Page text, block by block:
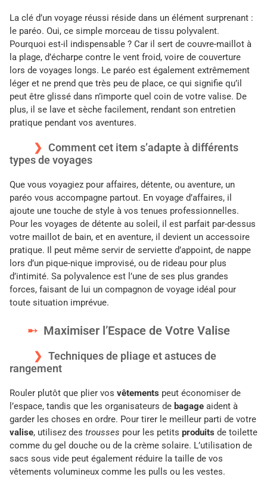
La clé d’un voyage réussi réside dans un élément surprenant :
le paréo. Oui, ce simple morceau de tissu polyvalent.
Pourquoi est-il indispensable ? Car il sert de couvre-maillot à
la plage, d’écharpe contre le vent froid, voire de couverture
lors de voyages longs. Le paréo est également extrêmement
léger et ne prend que très peu de place, ce qui signifie qu’il
peut être glissé dans n’importe quel coin de votre valise. De
plus, il se lave et sèche facilement, rendant son entretien
pratique pendant vos aventures.
Comment cet item s’adapte à différents
types de voyages
Que vous voyagiez pour affaires, détente, ou aventure, un
paréo vous accompagne partout. En voyage d’affaires, il
ajoute une touche de style à vos tenues professionnelles.
Pour les voyages de détente au soleil, il est parfait par-dessus
votre maillot de bain, et en aventure, il devient un accessoire
pratique. Il peut même servir de serviette d’appoint, de nappe
lors d’un pique-nique improvisé, ou de rideau pour plus
d’intimité. Sa polyvalence est l’une de ses plus grandes
forces, faisant de lui un compagnon de voyage idéal pour
toute situation imprévue.
Maximiser l’Espace de Votre Valise
Techniques de pliage et astuces de
rangement
Rouler plutôt que plier vos vêtements peut économiser de
l’espace, tandis que les organisateurs de bagage aident à
garder les choses en ordre. Pour tirer le meilleur parti de votre
valise, utilisez des trousses pour les petits produits de toilette
comme du gel douche ou de la crème solaire. L’utilisation de
sacs sous vide peut également réduire la taille de vos
vêtements volumineux comme les pulls ou les vestes.